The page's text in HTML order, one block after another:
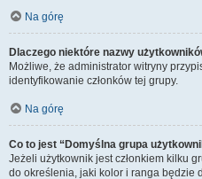
Na górę
Dlaczego niektóre nazwy
Możliwe, że administrator witryny
identyfikowanie członków tej grupy.
Na górę
Co to jest “Domyślna grupa
Jeżeli użytkownik jest członkiem kilku
do określenia, jaki kolor i ranga będzie